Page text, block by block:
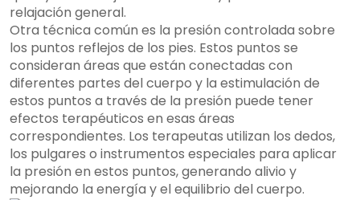
relajación general.
Otra técnica común es la presión controlada sobre
los puntos reflejos de los pies. Estos puntos se
consideran áreas que están conectadas con
diferentes partes del cuerpo y la estimulación de
estos puntos a través de la presión puede tener
efectos terapéuticos en esas áreas
correspondientes. Los terapeutas utilizan los dedos,
los pulgares o instrumentos especiales para aplicar
la presión en estos puntos, generando alivio y
mejorando la energía y el equilibrio del cuerpo.